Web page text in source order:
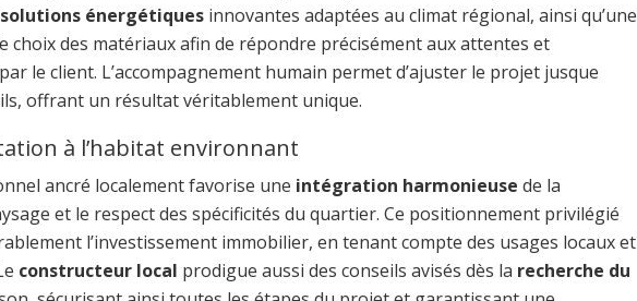
solutions énergétiques innovantes adaptées au climat régional, ainsi qu’une
choix des matériaux afin de répondre précisément aux attentes et
le client. L’accompagnement humain permet d’ajuster le projet jusque
offrant un résultat véritablement unique.
à l’habitat environnant
ancré localement favorise une intégration harmonieuse de la
et le respect des spécificités du quartier. Ce positionnement privilégié
l’investissement immobilier, en tenant compte des usages locaux et
constructeur local prodigue aussi des conseils avisés dès la recherche du